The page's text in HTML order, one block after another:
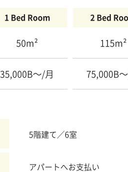
1 Bed Room 2 Bed
50m² 115m²
35,000B〜/月 75,000B
5階建て／6室
アパートへお支払い